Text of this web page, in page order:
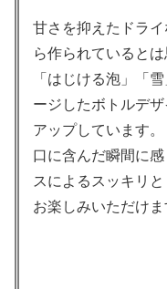
甘さを抑えたドラ
ら作られているとは
「はじける泡」「
ージしたボトルデ
アップしています。
口に含んだ瞬間に
スによるスッキリ
お楽しみいただけま